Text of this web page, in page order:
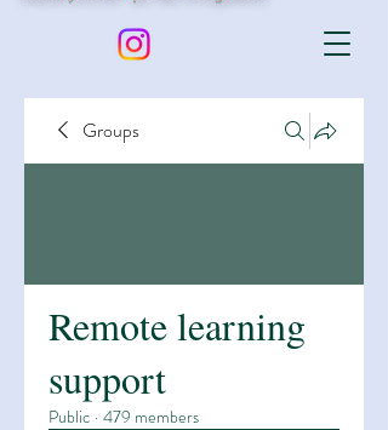
Groups
Remote learning
support
Public · 479 members